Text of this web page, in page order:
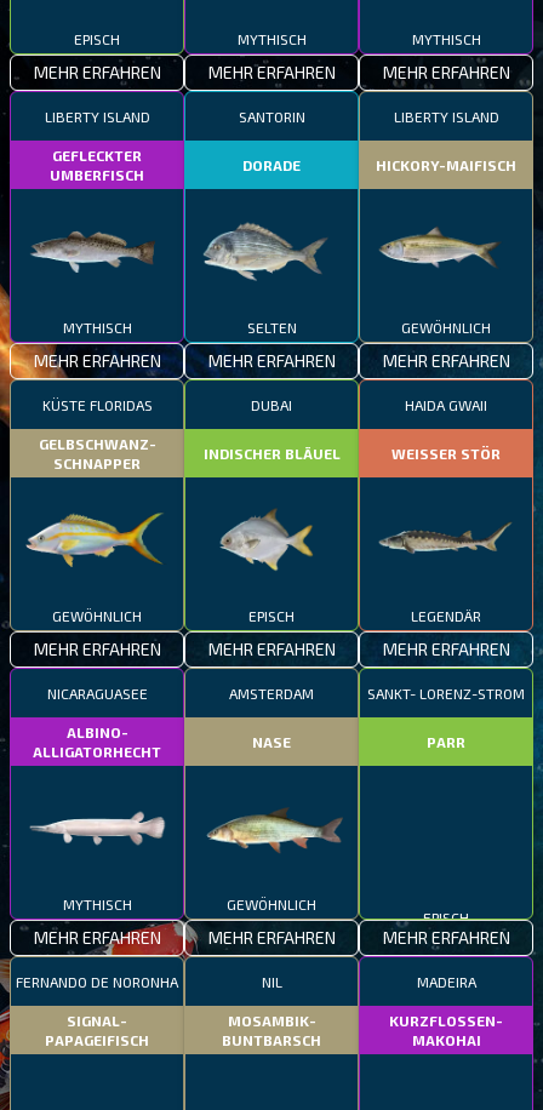
EPISCH
MEHR ERFAHREN
MYTHISCH
MEHR ERFAHREN
MYTHISCH
MEHR ERFAHREN
LIBERTY ISLAND
GEFLECKTER
UMBERFISCH
MYTHISCH
MEHR ERFAHREN
SANTORIN
DORADE
SELTEN
MEHR ERFAHREN
LIBERTY ISLAND
HICKORY-MAIFISCH
GEWÖHNLICH
MEHR ERFAHREN
KÜSTE FLORIDAS
GELBSCHWANZ-
SCHNAPPER
GEWÖHNLICH
MEHR ERFAHREN
DUBAI
INDISCHER BLÄUEL
EPISCH
MEHR ERFAHREN
HAIDA GWAII
WEISSER STÖR
LEGENDÄR
MEHR ERFAHREN
NICARAGUASEE
ALBINO-
ALLIGATORHECHT
MYTHISCH
MEHR ERFAHREN
AMSTERDAM
NASE
GEWÖHNLICH
MEHR ERFAHREN
SANKT- LORENZ-STROM
PARR
MEHR ERFAHREN
FERNANDO DE NORONHA
SIGNAL-
PAPAGEIFISCH
NIL
MOSAMBIK-
BUNTBARSCH
MADEIRA
KURZFLOSSEN-
MAKOHAI